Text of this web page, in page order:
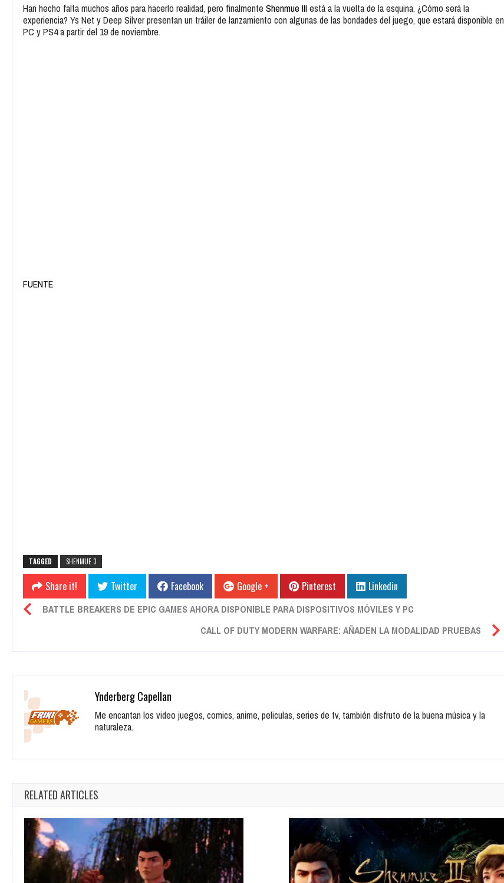
Han hecho falta muchos años para hacerlo realidad, pero finalmente Shenmue IIIestá a la vuelta de la esquina. ¿Cómo será la
experiencia? Ys Net y Deep Silver presentan un tráiler de lanzamiento con algunas de las bondades del juego, que estará disponible en
PC y PS4 a partir del 19 de noviembre.
FUENTE
TAGGED SHENMUE 3
Share it! Twitter Facebook Google + Pinterest Linkedin
BATTLE BREAKERS DE EPIC GAMES AHORA DISPONIBLE PARA DISPOSITIVOS MÓVILES Y PC
CALL OF DUTY MODERN WARFARE: AÑADEN LA MODALIDAD PRUEBAS
Ynderberg Capellan
Me encantan los video juegos, comics, anime, peliculas, series de tv, también disfruto de la buena música y la
naturaleza.
RELATED ARTICLES